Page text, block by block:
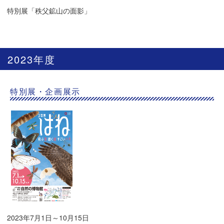
特別展「秩父鉱山の面影」
2023年度
特別展・企画展示
2023年7月1日～10月15日